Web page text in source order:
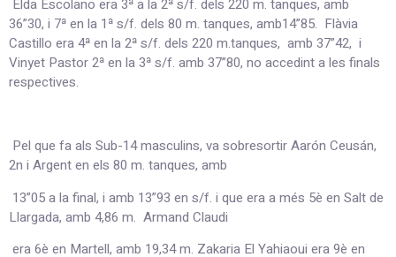
Elda Escolano era 3ª a la 2ª s/f. dels 220 m. tanques, amb
36”30, i 7ª en la 1ª s/f. dels 80 m. tanques, amb14”85. Flàvia
Castillo era 4ª en la 2ª s/f. dels 220 m.tanques, amb 37”42, i
Vinyet Pastor 2ª en la 3ª s/f. amb 37”80, no accedint a les finals
respectives.
Pel que fa als Sub-14 masculins, va sobresortir Aarón Ceusán,
2n i Argent en els 80 m. tanques, amb
13”05 a la final, i amb 13”93 en s/f. i que era a més 5è en Salt de
Llargada, amb 4,86 m. Armand Claudi
era 6è en Martell, amb 19,34 m. Zakaria El Yahiaoui era 9è en